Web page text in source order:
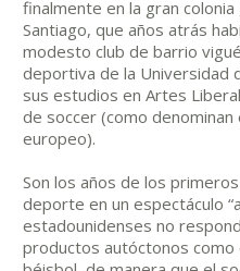
finalmente en la gran
Santiago, que años atrás
modesto club de barrio
deportiva de la Universidad
sus estudios en Artes
de soccer (como
europeo).
Son los años de los
deporte en un espectáculo
estadounidenses no
productos autóctonos como